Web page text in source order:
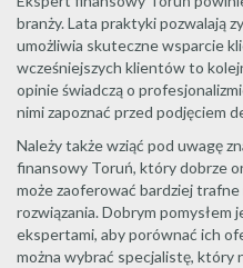
branży. Lata praktyki pozwalają
umożliwia skuteczne wsparcie
wcześniejszych klientów to
opinie świadczą o
nimi zapoznać przed podjęciem
Należy także wziąć pod uwagę
finansowy Toruń, który dobrze
może zaoferować bardziej
rozwiązania. Dobrym
ekspertami, aby porównać ich
można wybrać specjalistę, który